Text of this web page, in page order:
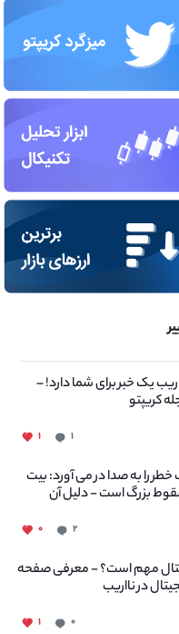
یک خبر برای شما دارد! –
کریپتو
۱ ۱
را به صدا در می آورد: بیت
بزرگ است - دلیل آن
۲ ۰
مهم است؟ - معرفی صفحه
در نااریب
۰ ۱